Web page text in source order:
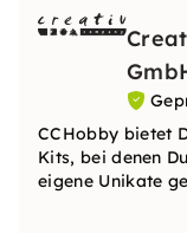
CCHobby bietet
Kits, bei denen
eigene Unikate